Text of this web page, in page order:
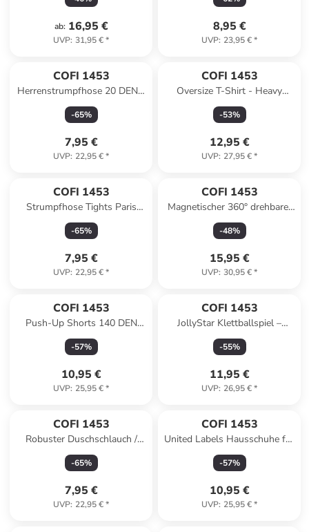
ab: 16,95 €
UVP: 31,95 €*
8,95 €
UVP: 23,95 €*
COFI 1453
Herrenstrumpfhose 20 DEN -
Feinstrumpfhose, bequem &
elastisch M/L in Natur
-65%
7,95 €
UVP: 22,95 €*
COFI 1453
Oversize T-Shirt - Heavy
Weight Basic Shirt XL Grau in
Grau
-53%
12,95 €
UVP: 27,95 €*
COFI 1453
Strumpfhose Tights Paris
Elegante gemusterte
Strumpfhose 20 DEN in
-65%
7,95 €
UVP: 22,95 €*
COFI 1453
Magnetischer 360° drehbarer
Auto-Handyhalter in Schwarz
-48%
15,95 €
UVP: 30,95 €*
COFI 1453
Push-Up Shorts 140 DEN
formgebende, elastische Short
in Weiß
-57%
10,95 €
UVP: 25,95 €*
COFI 1453
JollyStar Klettballspiel –
Fangspiel mit 2 Handtellern &
Ball Blau in Blau
-55%
11,95 €
UVP: 26,95 €*
COFI 1453
Robuster Duschschlauch /
Brauseschlauch pflegeleicht
PVC Innenschlauch in Silber
-65%
7,95 €
UVP: 22,95 €*
COFI 1453
United Labels Hausschuhe für
Damen Snoopy Slipper
Pantoffeln in Grau
-57%
10,95 €
UVP: 25,95 €*